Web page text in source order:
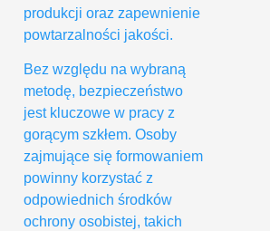
produkcji oraz zapewnienie
powtarzalności jakości.
Bez względu na wybraną
metodę, bezpieczeństwo
jest kluczowe w pracy z
gorącym szkłem. Osoby
zajmujące się formowaniem
powinny korzystać z
odpowiednich środków
ochrony osobistej, takich